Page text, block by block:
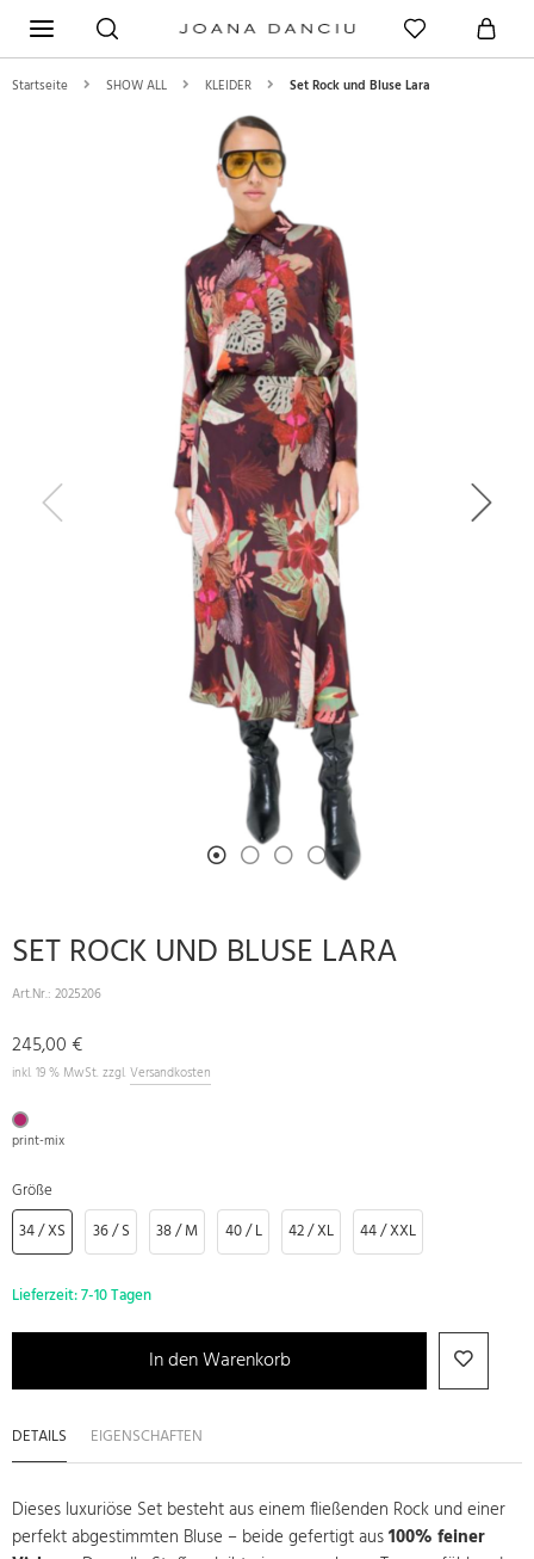
Startseite SHOW ALL KLEIDER Set Rock und Bluse Lara
Previous Next
SET ROCK UND BLUSE LARA
Art.Nr.: 2025206
245,00 €
inkl. 19 % MwSt. zzgl. Versandkosten
print-mix
Größe
34 / XS
36 / S 38 / M 40 / L 42 / XL 44 / XXL
Lieferzeit:7-10 Tagen
In den Warenkorb
DETAILS EIGENSCHAFTEN
Dieses luxuriöse Set besteht aus einem fließenden Rock und einer
perfekt abgestimmten Bluse – beide gefertigt aus100% feiner